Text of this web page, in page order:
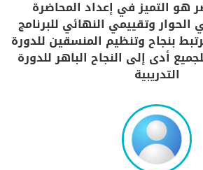
هو التميز في إعداد المحاضرة
وتقييمي النهائي للبرنامج
بنجاح وتنظيم المنسقين للدورة
أدى إلى النجاح الباهر للدورة
التدريبية